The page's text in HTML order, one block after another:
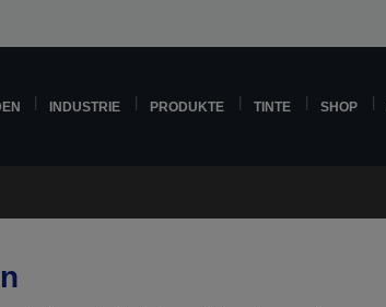
INDUSTRIE PRODUKTE TINTE SHOP